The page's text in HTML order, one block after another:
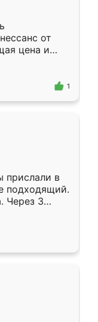
от
цена и
Приехавший
1
прислали в
подходящий.
Через 3
Остались